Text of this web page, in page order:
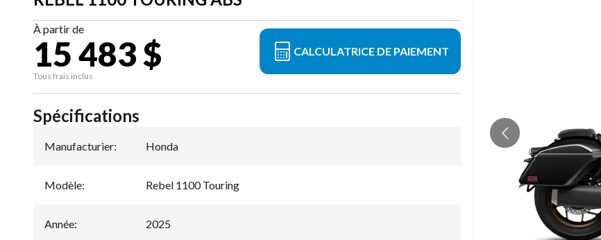
À partir de
15 483 $
Tous frais inclus
CALCULATRICE DE PAIEMENT
Spécifications
Manufacturier: Honda
Modèle: Rebel 1100 Touring
Année: 2025